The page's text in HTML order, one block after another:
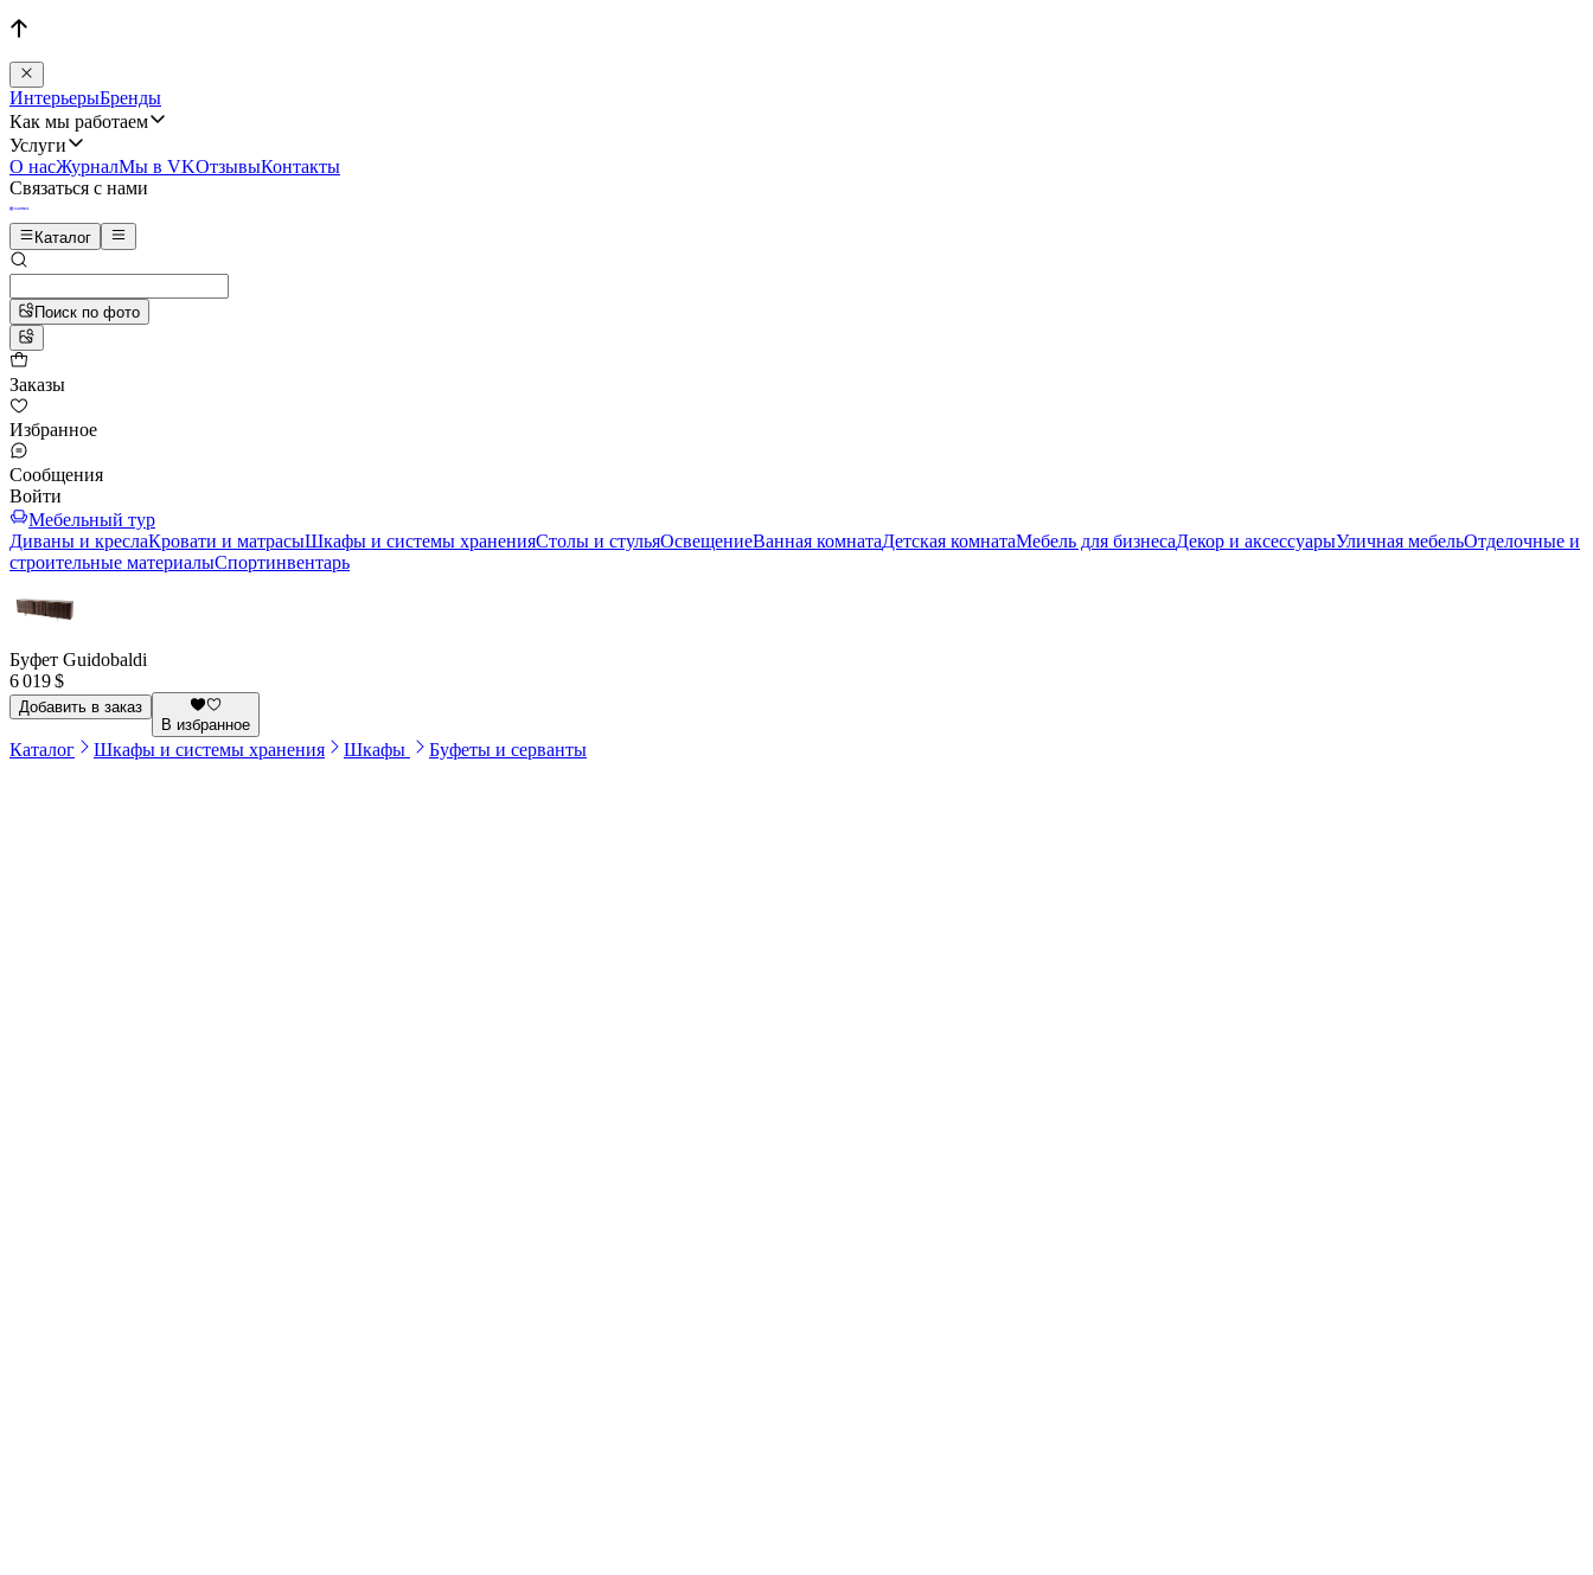
ИнтерьерыБренды
Как мы работаем
Услуги
О насЖурналМы в VKОтзывыКонтакты
Связаться с нами
Каталог
Поиск по фото
Заказы
Избранное
Сообщения
Войти
Мебельный тур
Диваны и креслаКровати и матрасыШкафы и системы храненияСтолы и стульяОсвещениеВанная комнатаДетская комнатаМебель для бизнесаДекор и аксессуарыУличная мебельОтделочные и
строительные материалыСпортинвентарь
Буфет Guidobaldi
6 019 $
Добавить в заказ
В избранное
Каталог Шкафы и системы хранения Шкафы Буфеты и серванты